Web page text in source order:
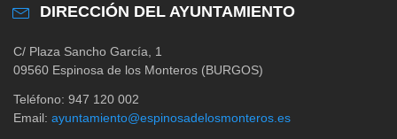
DIRECCIÓN DEL AYUNTAMIENTO
C/ Plaza Sancho García, 1
09560 Espinosa de los Monteros (BURGOS)
Teléfono: 947 120 002
Email: ayuntamiento@espinosadelosmonteros.es